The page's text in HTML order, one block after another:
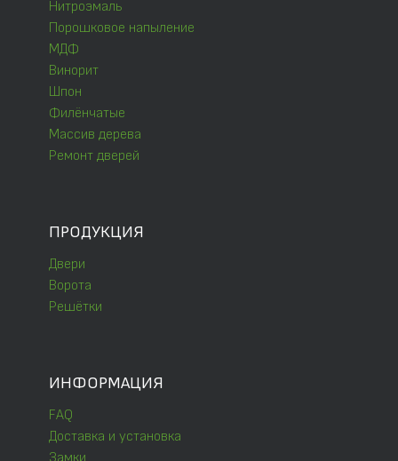
Нитроэмаль
Порошковое напыление
МДФ
Винорит
Шпон
Филёнчатые
Массив дерева
Ремонт дверей
ПРОДУКЦИЯ
Двери
Ворота
Решётки
ИНФОРМАЦИЯ
FAQ
Доставка и установка